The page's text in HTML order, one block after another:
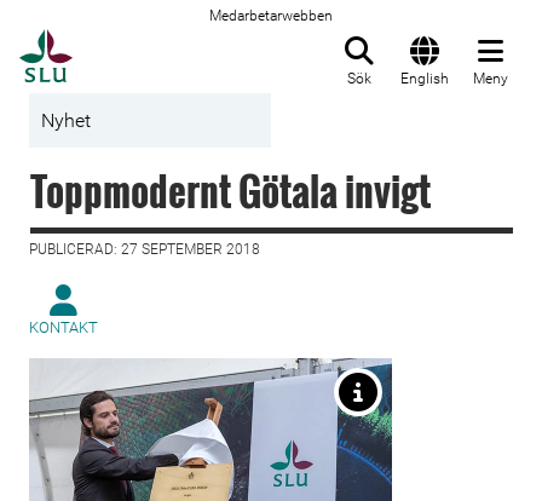
Medarbetarwebben
Sök English Meny
Nyhet
Toppmodernt Götala invigt
PUBLICERAD: 27 SEPTEMBER 2018
KONTAKT